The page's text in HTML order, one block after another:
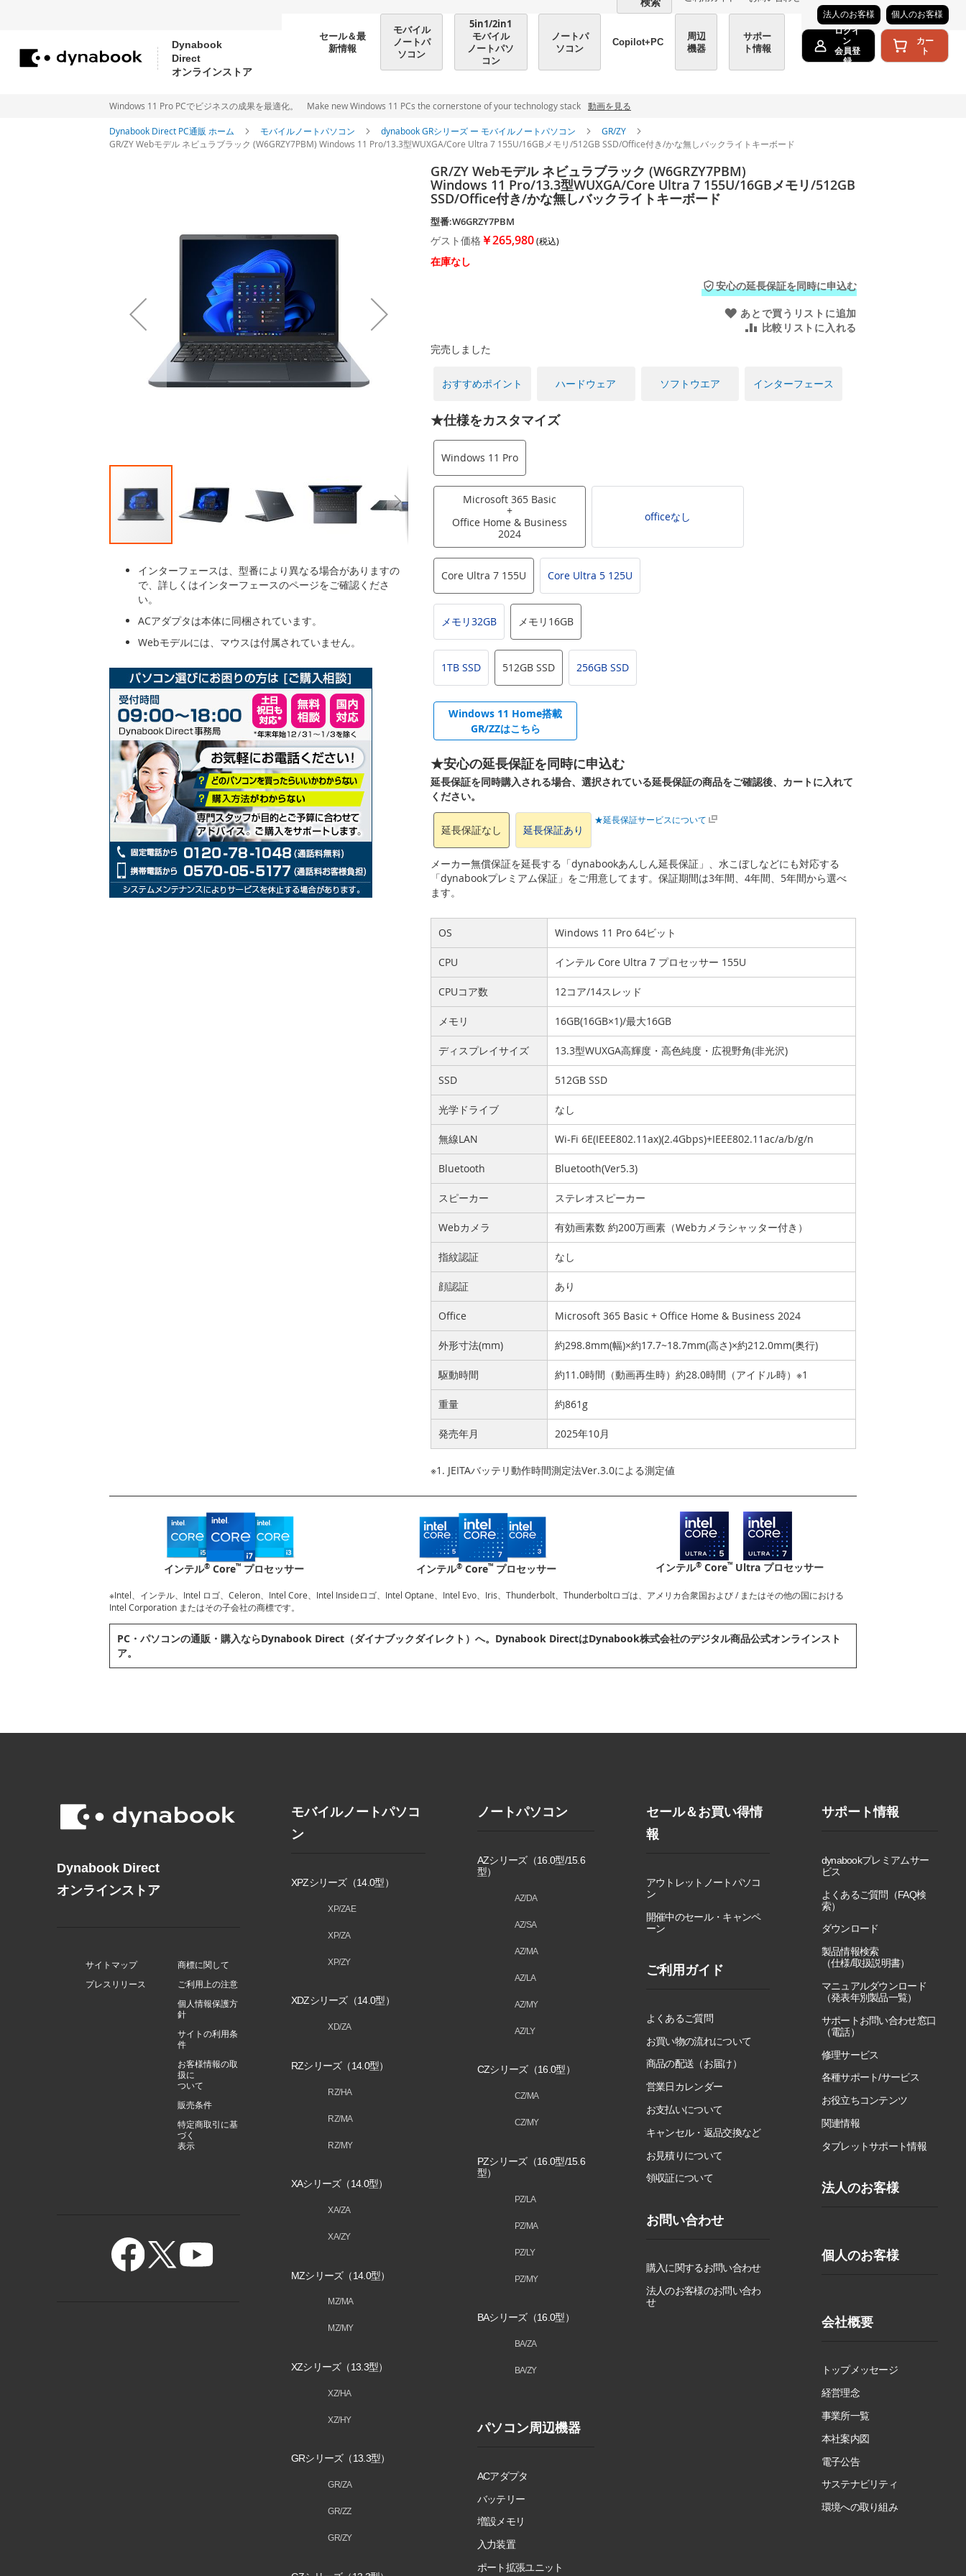
法人のお客様
個人のお客様
Dynabook
Direct
オンラインストア
コ
セール＆最
新情報
モバイル
ノートパ
ソコン
5in1/2in1
モバイル
ノートパソ
コン
ノートパ
ソコン
Copilot+PC
周辺
機器
サポー
ト情報
ログイ
ン
会員登
録
カー
ト
Windows 11 Pro PCでビジネスの成果を最適化。 Make new Windows 11 PCs the cornerstone of your technology stack 動画を見る
Dynabook Direct PC通販 ホーム モバイルノートパソコン dynabook GRシリーズ ー モバイルノートパソコン
GR/ZY
GR/ZY Webモデル ネビュラブラック (W6GRZY7PBM) Windows 11 Pro/13.3型WUXGA/Core Ultra 7 155U/16GBメモリ/512GB SSD/Office付き/かな無しバックライトキーボード
ー
初
に
移
動
GR/ZY Webモデル ネビュラブラック (W6GRZY7PBM)
Windows 11 Pro/13.3型WUXGA/Core Ultra 7 155U/16GBメモリ/512GB
SSD/Office付き/かな無しバックライトキーボード
型番:W6GRZY7PBM
ゲスト価格 ￥265,980
在庫なし
安心の延長保証を同時に申込む
あとで買うリストに追加
比較リストに入れる
完売しました
おすすめポイント ハードウェア ソフトウエア インターフェース
★仕様をカスタマイズ
Windows 11 Pro
Microsoft 365 Basic
+
Office Home & Business
2024
officeなし
Core Ultra 7 155U Core Ultra 5 125U
メモリ32GB メモリ16GB
1TB SSD 512GB SSD 256GB SSD
Windows 11 Home搭載
GR/ZZはこちら
★安心の延長保証を同時に申込む
延長保証を同時購入される場合、選択されている延長保証の商品をご確認後、カートに入れて
ください。
延長保証なし 延長保証あり
★延長保証サービスについて
メーカー無償保証を延長する「dynabookあんしん延長保証」、水こぼしなどにも対応する
「dynabookプレミアム保証」をご用意してます。保証期間は3年間、4年間、5年間から選べ
ます。
OS Windows 11 Pro 64ビット
CPU インテル Core Ultra 7 プロセッサー 155U
CPUコア数 12コア/14スレッド
メモリ 16GB(16GB×1)/最大16GB
ディスプレイサイズ 13.3型WUXGA高輝度・高色純度・広視野角(非光沢)
SSD 512GB SSD
光学ドライブ なし
無線LAN Wi-Fi 6E(IEEE802.11ax)(2.4Gbps)+IEEE802.11ac/a/b/g/n
Bluetooth Bluetooth(Ver5.3)
スピーカー ステレオスピーカー
Webカメラ 有効画素数 約200万画素（Webカメラシャッター付き）
指紋認証 なし
顔認証 あり
Office Microsoft 365 Basic + Office Home & Business 2024
外形寸法(mm) 約298.8mm(幅)×約17.7~18.7mm(高さ)×約212.0mm(奥行)
駆動時間 約11.0時間（動画再生時）約28.0時間（アイドル時）※1
重量 約861g
発売年月 2025年10月
※1. JEITAバッテリ動作時間測定法Ver.3.0による測定値
インターフェースは、型番により異なる場合がありますの
で、詳しくはインターフェースのページをご確認くださ
い。
ACアダプタは本体に同梱されています。
Webモデルには、マウスは付属されていません。
インテル®Core™プロセッサー インテル® Core™ プロセッサー インテル®Core™Ultra プロセッサー
※Intel、インテル、Intel ロゴ、Celeron、Intel Core、Intel Insideロゴ、Intel Optane、Intel Evo、Iris、Thunderbolt、Thunderboltロゴは、アメリカ合衆国および / またはその他の国における
Intel Corporation またはその子会社の商標です。
PC・パソコンの通販・購⼊ならDynabook Direct（ダイナブックダイレクト）へ。Dynabook DirectはDynabook株式会社のデジタル商品公式オンラインスト
ア。
Dynabook Direct
オンラインストア
サイトマップ
プレスリリース
商標に関して
ご利用上の注意
個人情報保護方
針
サイトの利用条
件
お客様情報の取
扱に
ついて
販売条件
特定商取引に基
づく
表示
モバイルノートパソコ
ン
XPZシリーズ（14.0型）
XP/ZAE
XP/ZA
XP/ZY
XDZシリーズ（14.0型）
XD/ZA
RZシリーズ（14.0型）
RZ/HA
RZ/MA
RZ/MY
XAシリーズ（14.0型）
XA/ZA
XA/ZY
MZシリーズ（14.0型）
MZ/MA
MZ/MY
XZシリーズ（13.3型）
XZ/HA
XZ/HY
GRシリーズ（13.3型）
GR/ZA
GR/ZZ
GR/ZY
ノートパソコン
AZシリーズ（16.0型/15.6
型）
AZ/DA
AZ/SA
AZ/MA
AZ/LA
AZ/MY
AZ/LY
CZシリーズ（16.0型）
CZ/MA
CZ/MY
PZシリーズ（16.0型/15.6
型）
PZ/LA
PZ/MA
PZ/LY
PZ/MY
BAシリーズ（16.0型）
BA/ZA
BA/ZY
パソコン周辺機器
ACアダプタ
バッテリー
増設メモリ
入力装置
ポート拡張ユニット
セール＆お買い得情
報
アウトレットノートパソコ
ン
開催中のセール・キャンペ
ーン
ご利用ガイド
よくあるご質問
お買い物の流れについて
商品の配送（お届け）
営業日カレンダー
お支払いについて
キャンセル・返品交換など
お見積りについて
領収証について
お問い合わせ
購入に関するお問い合わせ
法人のお客様のお問い合わ
せ
サポート情報
dynabookプレミアムサー
ビス
よくあるご質問（FAQ検
索）
ダウンロード
製品情報検索
（仕様/取扱説明書）
マニュアルダウンロード
（発表年別製品一覧）
サポートお問い合わせ窓口
（電話）
修理サービス
各種サポート/サービス
お役立ちコンテンツ
関連情報
タブレットサポート情報
法人のお客様
個人のお客様
会社概要
トップメッセージ
経営理念
事業所一覧
本社案内図
電子公告
サステナビリティ
環境への取り組み